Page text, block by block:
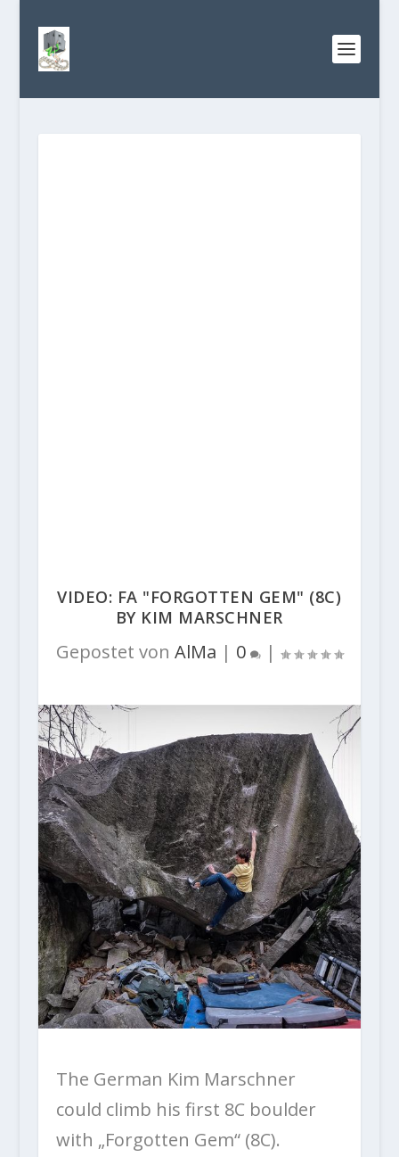
VIDEO: FA "FORGOTTEN GEM" (8C)
BY KIM MARSCHNER
Gepostet von AlMa | 0 |
The German Kim Marschner
could climb his first 8C boulder
with „Forgotten Gem“ (8C).